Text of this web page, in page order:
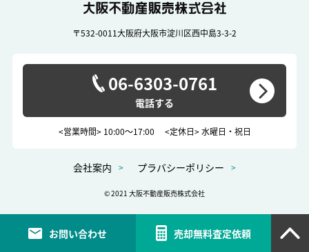
お問い合わせ 売却無料査定依頼
〒532-0011大阪府大阪市淀川区西中島3-3-2
06-6303-0761
<営業時間> 10:00～17:00 <定休日> 水曜日・祝日
会社案内 プラバシーポリシー
© 2021 大阪不動産販売株式会社